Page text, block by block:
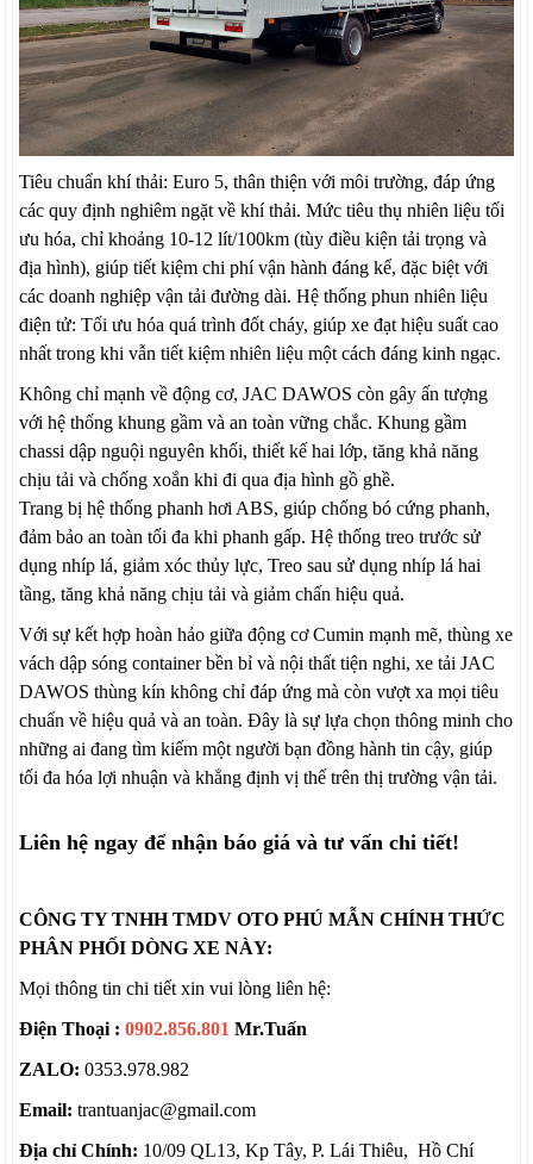
Tiêu chuẩn khí thải: Euro 5, thân thiện với môi trường, đáp ứng
các quy định nghiêm ngặt về khí thải. Mức tiêu thụ nhiên liệu tối
ưu hóa, chỉ khoảng 10-12 lít/100km (tùy điều kiện tải trọng và
địa hình), giúp tiết kiệm chi phí vận hành đáng kể, đặc biệt với
các doanh nghiệp vận tải đường dài. Hệ thống phun nhiên liệu
điện tử: Tối ưu hóa quá trình đốt cháy, giúp xe đạt hiệu suất cao
nhất trong khi vẫn tiết kiệm nhiên liệu một cách đáng kinh ngạc.
Không chỉ mạnh về động cơ, JAC DAWOS còn gây ấn tượng
với hệ thống khung gầm và an toàn vững chắc. Khung gầm
chassi dập nguội nguyên khối, thiết kế hai lớp, tăng khả năng
chịu tải và chống xoắn khi đi qua địa hình gồ ghề.
Trang bị hệ thống phanh hơi ABS, giúp chống bó cứng phanh,
đảm bảo an toàn tối đa khi phanh gấp. Hệ thống treo trước sử
dụng nhíp lá, giảm xóc thủy lực, Treo sau sử dụng nhíp lá hai
tầng, tăng khả năng chịu tải và giảm chấn hiệu quả.
Với sự kết hợp hoàn hảo giữa động cơ Cumin mạnh mẽ, thùng xe
vách dập sóng container bền bỉ và nội thất tiện nghi, xe tải JAC
DAWOS thùng kín không chỉ đáp ứng mà còn vượt xa mọi tiêu
chuẩn về hiệu quả và an toàn. Đây là sự lựa chọn thông minh cho
những ai đang tìm kiếm một người bạn đồng hành tin cậy, giúp
tối đa hóa lợi nhuận và khẳng định vị thế trên thị trường vận tải.
Liên hệ ngay để nhận báo giá và tư vấn chi tiết!
CÔNG TY TNHH TMDV OTO PHÚ MẪN CHÍNH THỨC
PHÂN PHỐI DÒNG XE NÀY:
Mọi thông tin chi tiết xin vui lòng liên hệ:
Điện Thoại : 0902.856.801 Mr.Tuấn
ZALO: 0353.978.982
Email: trantuanjac@gmail.com
Địa chỉ Chính: 10/09 QL13, Kp Tây, P. Lái Thiêu, Hồ Chí